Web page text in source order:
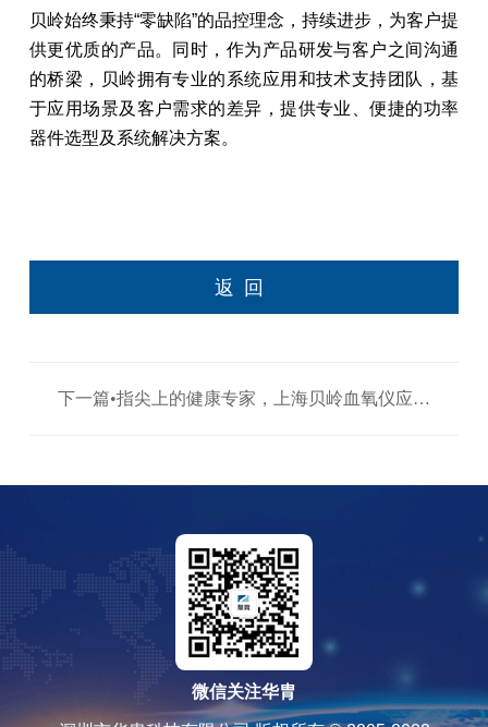
贝岭始终秉持“零缺陷”的品控理念，持续进步，为客户提
供更优质的产品。同时，作为产品研发与客户之间沟通
的桥梁，贝岭拥有专业的系统应用和技术支持团队，基
于应用场景及客户需求的差异，提供专业、便捷的功率
器件选型及系统解决方案。
返回
下一篇•指尖上的健康专家，上海贝岭血氧仪应用
微信关注华胄